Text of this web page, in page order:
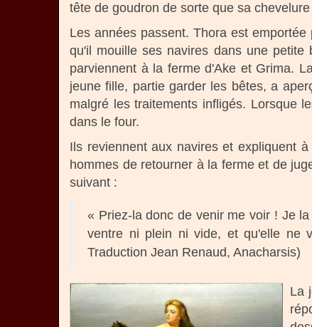
tête de goudron de sorte que sa
Les années passent. Thora est
qu'il mouille ses navires dans une
parviennent à la ferme d'Ake et Grima.
jeune fille, partie garder les bêtes, a
malgré les traitements infligés. Lorsque
dans le four.
Ils reviennent aux navires et expliquent
hommes de retourner à la ferme et de
suivant :
« Priez-la donc de venir me voir ! Je
ventre ni plein ni vide, et qu'elle ne
Traduction Jean Renaud, Anacharsis)
La